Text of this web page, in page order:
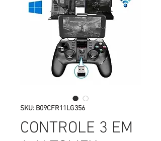
SKU: B09CFR11LG356
CONTROLE 3 EM